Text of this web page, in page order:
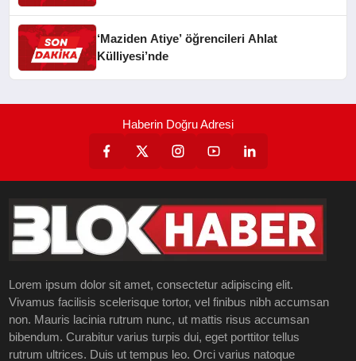
‘Maziden Atiye’ öğrencileri Ahlat
Külliyesi’nde
Haberin Doğru Adresi
Lorem ipsum dolor sit amet, consectetur adipiscing elit.
Vivamus facilisis scelerisque tortor, vel finibus nibh accumsan
non. Mauris lacinia rutrum nunc, ut mattis risus accumsan
bibendum. Curabitur varius turpis dui, eget porttitor tellus
rutrum ultrices. Duis ut tempus leo. Orci varius natoque